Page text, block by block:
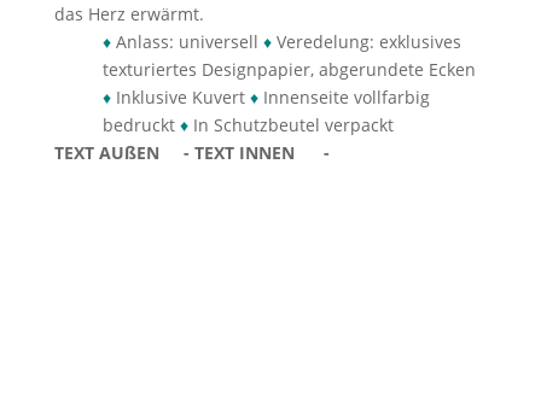
das Herz erwärmt.
♦Anlass: universell ♦Veredelung: exklusives
texturiertes Designpapier, abgerundete Ecken
♦Inklusive Kuvert ♦Innenseite vollfarbig
bedruckt ♦In Schutzbeutel verpackt
TEXT AUßEN - TEXT INNEN -